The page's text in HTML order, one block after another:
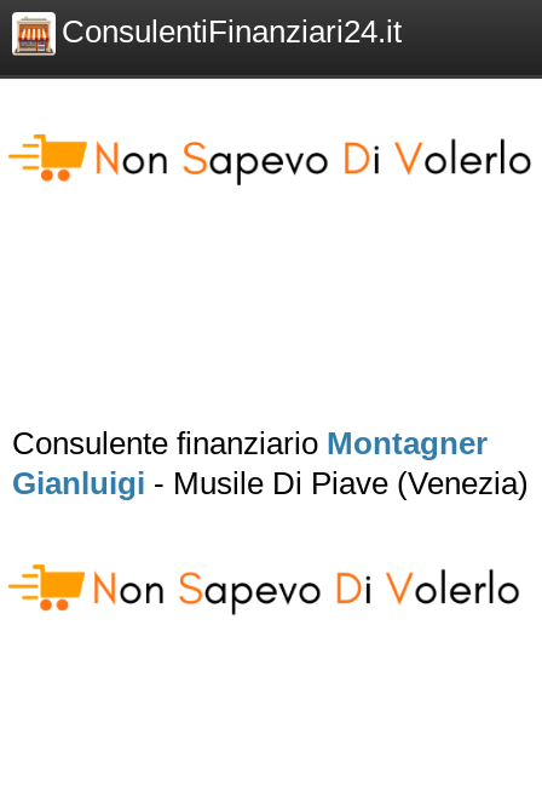
ConsulentiFinanziari24.it
Consulente finanziario Montagner
Gianluigi - Musile Di Piave (Venezia)